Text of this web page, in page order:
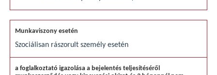
Szociálisan rászorult személy esetén